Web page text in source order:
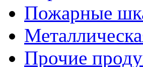
Пожарные
Прочие